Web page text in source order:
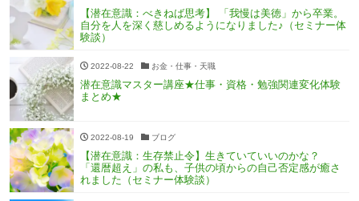
【潜在意識：べきねば思考】 「我慢は美徳」から卒業。
自分を人を深く慈しめるようになりました♪（セミナー体
験談）
2022-08-22 お金・仕事・天職
潜在意識マスター講座★仕事・資格・勉強関連変化体験
まとめ★
2022-08-19 ブログ
【潜在意識：生存禁止令】生きていていいのかな？
「還暦超え」の私も、子供の頃からの自己否定感が癒さ
れました（セミナー体験談）